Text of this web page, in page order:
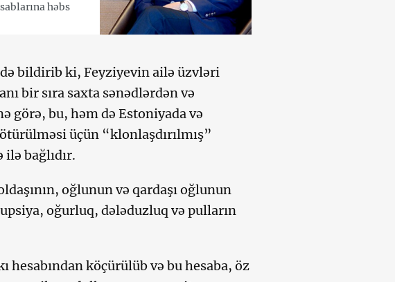
həbs
bildirib ki, Feyziyevin ailə üzvləri
bir sıra saxta sənədlərdən və
görə, bu, həm də Estoniyada və
üçün “klonlaşdırılmış”
bağlıdır.
oğlunun və qardaşı oğlunun
oğurluq, dələduzluq və pulların
hesabından köçürülüb və bu hesaba, öz